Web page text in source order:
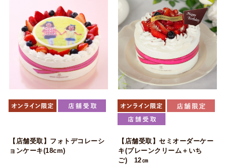
【店舗受取】フォトデコレーシ
ョンケーキ(18cm)
【店舗受取】セミオーダーケー
キ(プレーンクリーム＋いち
ご) 12㎝